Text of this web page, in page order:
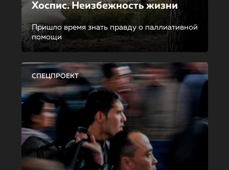
Хоспис. Неизбежность жизни
Пришло время знать правду о паллиативной
помощи
СПЕЦПРОЕКТ